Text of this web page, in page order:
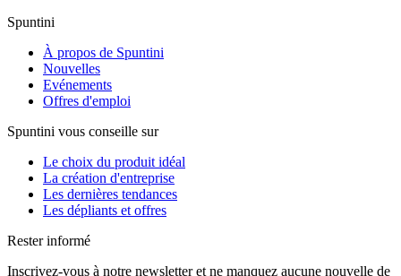
Spuntini
À propos de Spuntini
Nouvelles
Evénements
Offres d'emploi
Spuntini vous conseille sur
Le choix du produit idéal
La création d'entreprise
Les dernières tendances
Les dépliants et offres
Rester informé
Inscrivez-vous à notre newsletter et ne manquez aucune nouvelle de